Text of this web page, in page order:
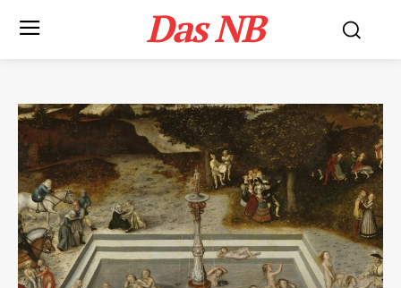
Das NB